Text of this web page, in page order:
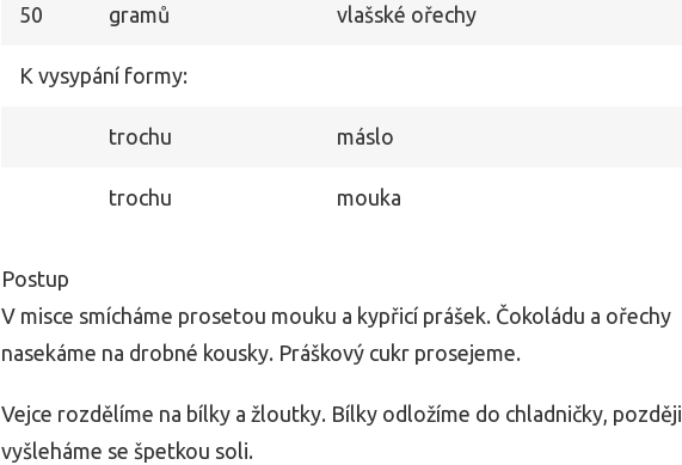
50 gramů vlašské ořechy
K vysypání formy:
trochu máslo
trochu mouka
Postup
V misce smícháme prosetou mouku a kypřicí prášek. Čokoládu a ořechy
nasekáme na drobné kousky. Práškový cukr prosejeme.
Vejce rozdělíme na bílky a žloutky. Bílky odložíme do chladničky, později
vyšleháme se špetkou soli.